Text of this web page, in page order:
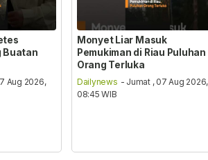
Buatan
Aug 2026,
Monyet Liar Masuk
Pemukiman di Riau Puluhan
Orang Terluka
Dailynews - Jumat , 07 Aug 2026,
08:45 WIB